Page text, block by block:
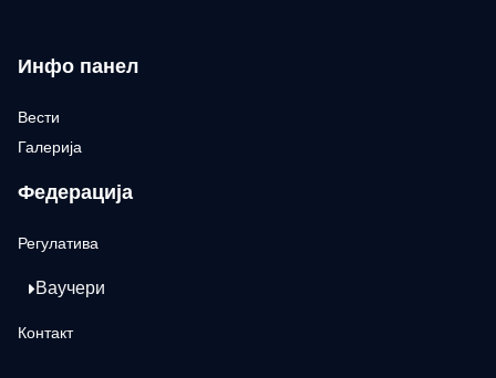
Инфо панел
Вести
Галерија
Федерација
Регулатива
Ваучери
Контакт